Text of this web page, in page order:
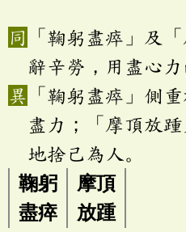
「鞠躬盡瘁」及
辭辛勞，用盡心力
「鞠躬盡瘁」側
盡力；「摩頂放
地捨己為人。
鞠躬
盡瘁
摩頂
放踵